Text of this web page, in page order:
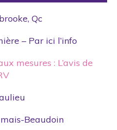
Qc
– Par ici l’info
mesures : L’avis de
Beaudoin